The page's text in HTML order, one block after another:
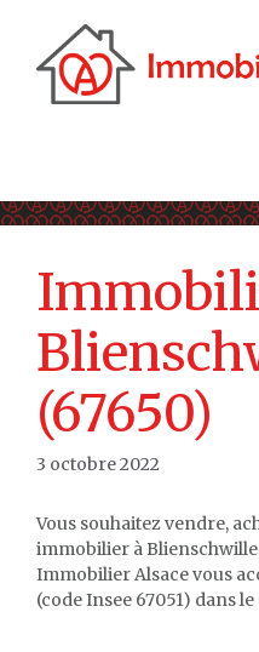
contenu
(67650)
3 octobre 2022
Vous souhaitez vendre,
immobilier à
Immobilier Alsace vous
(code Insee 67051) dans le